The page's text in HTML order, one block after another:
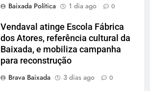
Baixada Política
1 dia ago 0
Vendaval atinge Escola Fábrica
dos Atores, referência cultural da
Baixada, e mobiliza campanha
para reconstrução
Brava Baixada
3 dias ago 0